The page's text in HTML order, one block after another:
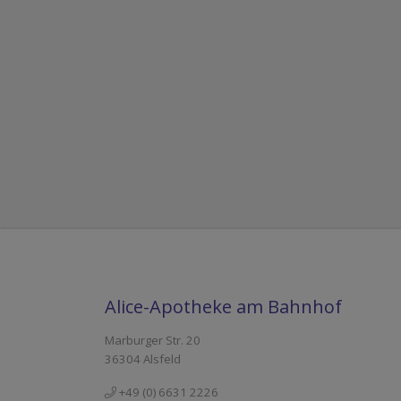
Alice-Apotheke am Bahnhof
Marburger Str. 20
36304 Alsfeld
+49 (0) 6631 2226